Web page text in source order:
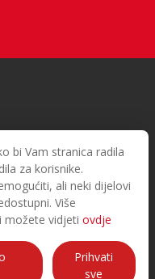
bi Vam stranica radila
za korisnike.
ali neki dijelovi
Više
možete vidjeti ovdje
Prihvati
sve
vorbehalten.